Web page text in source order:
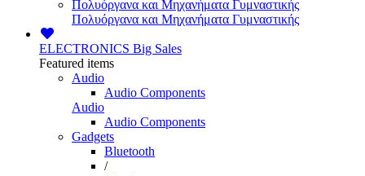
Πολυόργανα και Μηχανήματα Γυμναστικής
Πολυόργανα και Μηχανήματα Γυμναστικής
ELECTRONICS Big Sales
Featured items
Audio
Audio Components
Audio
Audio Components
Gadgets
Bluetooth
/